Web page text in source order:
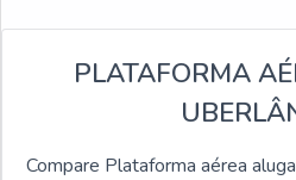
PLATAFORMA
Compare Plataforma aérea